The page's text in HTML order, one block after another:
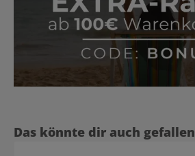
Produktgalerie überspringen
Das könnte dir auch gefallen